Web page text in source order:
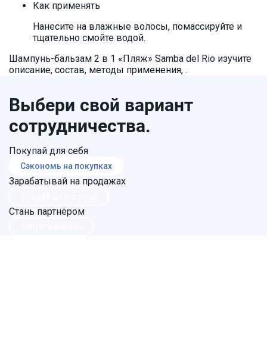
Как применять
Нанесите на влажные волосы, помассируйте и
тщательно смойте водой.
Шампунь-бальзам 2 в 1 «Пляж» Samba del Rio изучите
описание, состав, методы применения, .
Выбери свой вариант
сотрудничества.
Покупай для себя
Сэкономь на покупках
Зарабатывай на продажах
Стань партнёром